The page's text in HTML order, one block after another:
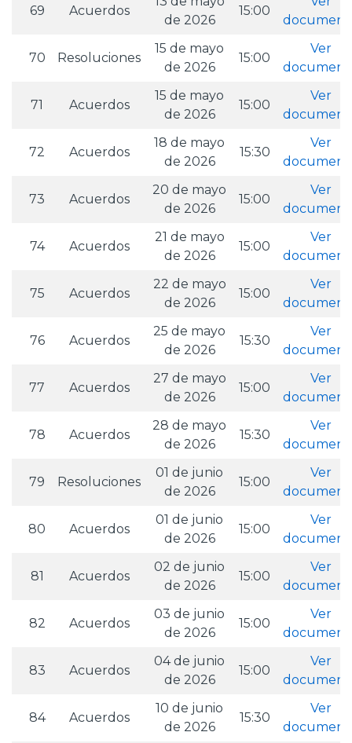
69 Acuerdos
de 2026
15:00
70 Resoluciones
15 de mayo
de 2026
15:00
Ver
71 Acuerdos
15 de mayo
de 2026
15:00
Ver
72 Acuerdos
18 de mayo
de 2026
15:30
Ver
73 Acuerdos
20 de mayo
de 2026
15:00
Ver
74 Acuerdos
21 de mayo
de 2026
15:00
Ver
75 Acuerdos
22 de mayo
de 2026
15:00
Ver
76 Acuerdos
25 de mayo
de 2026
15:30
Ver
77 Acuerdos
27 de mayo
de 2026
15:00
Ver
78 Acuerdos
28 de mayo
de 2026
15:30
Ver
79 Resoluciones
01 de junio
de 2026
15:00
Ver
80 Acuerdos
01 de junio
de 2026
15:00
Ver
81 Acuerdos
02 de junio
de 2026
15:00
Ver
82 Acuerdos
03 de junio
de 2026
15:00
Ver
83 Acuerdos
04 de junio
de 2026
15:00
Ver
84 Acuerdos
10 de junio
de 2026
15:30
Ver